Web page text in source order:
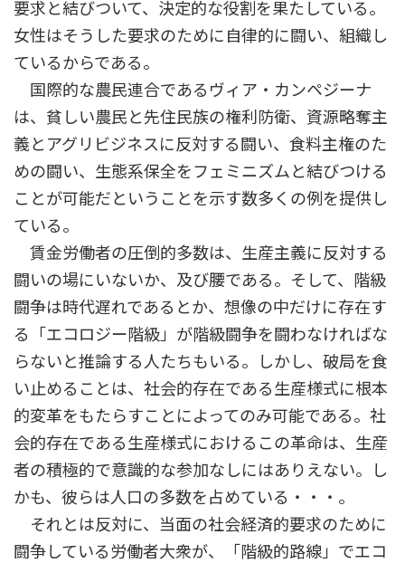
要求と結びついて、決定的な役割を果たしている。
女性はそうした要求のために自律的に闘い、組織し
ているからである。
国際的な農民連合であるヴィア・カンペジーナ
は、貧しい農民と先住民族の権利防衛、資源略奪主
義とアグリビジネスに反対する闘い、食料主権のた
めの闘い、生態系保全をフェミニズムと結びつける
ことが可能だということを示す数多くの例を提供し
ている。
賃金労働者の圧倒的多数は、生産主義に反対する
闘いの場にいないか、及び腰である。そして、階級
闘争は時代遅れであるとか、想像の中だけに存在す
る「エコロジー階級」が階級闘争を闘わなければな
らないと推論する人たちもいる。しかし、破局を食
い止めることは、社会的存在である生産様式に根本
的変革をもたらすことによってのみ可能である。社
会的存在である生産様式におけるこの革命は、生産
者の積極的で意識的な参加なしにはありえない。し
かも、彼らは人口の多数を占めている・・・。
それとは反対に、当面の社会経済的要求のために
闘争している労働者大衆が、「階級的路線」でエコ